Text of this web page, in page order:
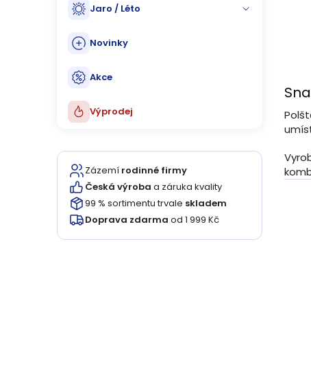
Jaro / Léto
Novinky
Akce
Výprodej
Zázemí rodinné firmy
Česká výroba a záruka kvality
99 % sortimentu trvale skladem
Doprava zdarma od 1 999 Kč